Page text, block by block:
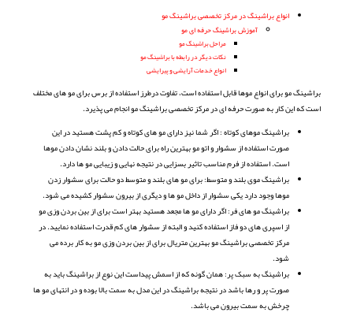
انواع براشینگ در مرکز تخصصی براشینگ مو
آموزش براشینگ حرفه ای مو
مراحل براشینگ مو
نکات دیگر در رابطه با براشینگ مو
انواع خدمات آرایشی و پیرایشی
براشینگ مو برای انواع موها قابل استفاده است، تفاوت درطرز استفاده از برس برای مو های مختلف
است که این کار به صورت حرفه ای در مرکز تخصصی براشینگ مو انجام می پذیرد.
براشینگ موهای کوتاه : اگر شما نیز دارای مو های کوتاه و کم پشت هستید در این
صورت استفاده از سشوار و اتو مو بهترین راه برای حالت دادن و بلند نشان دادن موها
است. استفاده از فرم مناسب تاثیر بسزایی در نتیجه نهایی و زیبایی مو ها دارد.
براشینگ موی بلند و متوسط: برای مو های بلند و متوسط دو حالت برای سشوار زدن
موها وجود دارد یکی سشوار از داخل مو ها و دیگری از بیرون سشوار کشیده می شود.
براشینگ مو های فر: اگر دارای مو ها مجعد هستید بهتر است برای از بین بردن وزی مو
از اسپری های دو فاز استفاده کنید و البته از سشوار های کم قدرت استفاده نمایید. در
مرکز تخصصی براشینگ مو بهترین متریال برای از بین بردن وزی مو به کار برده می
شود.
براشینگ به سبک پر: همان گونه که از اسمش پیداست این نوع از براشینگ باید به
صورت پر و رها باشد در نتیجه براشینگ در این مدل به سمت بالا بوده و در انتهای مو ها
چرخش به سمت بیرون می باشد.